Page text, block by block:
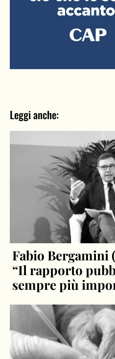
Leggi anche:
Fabio Bergamini
“Il rapporto
sempre più